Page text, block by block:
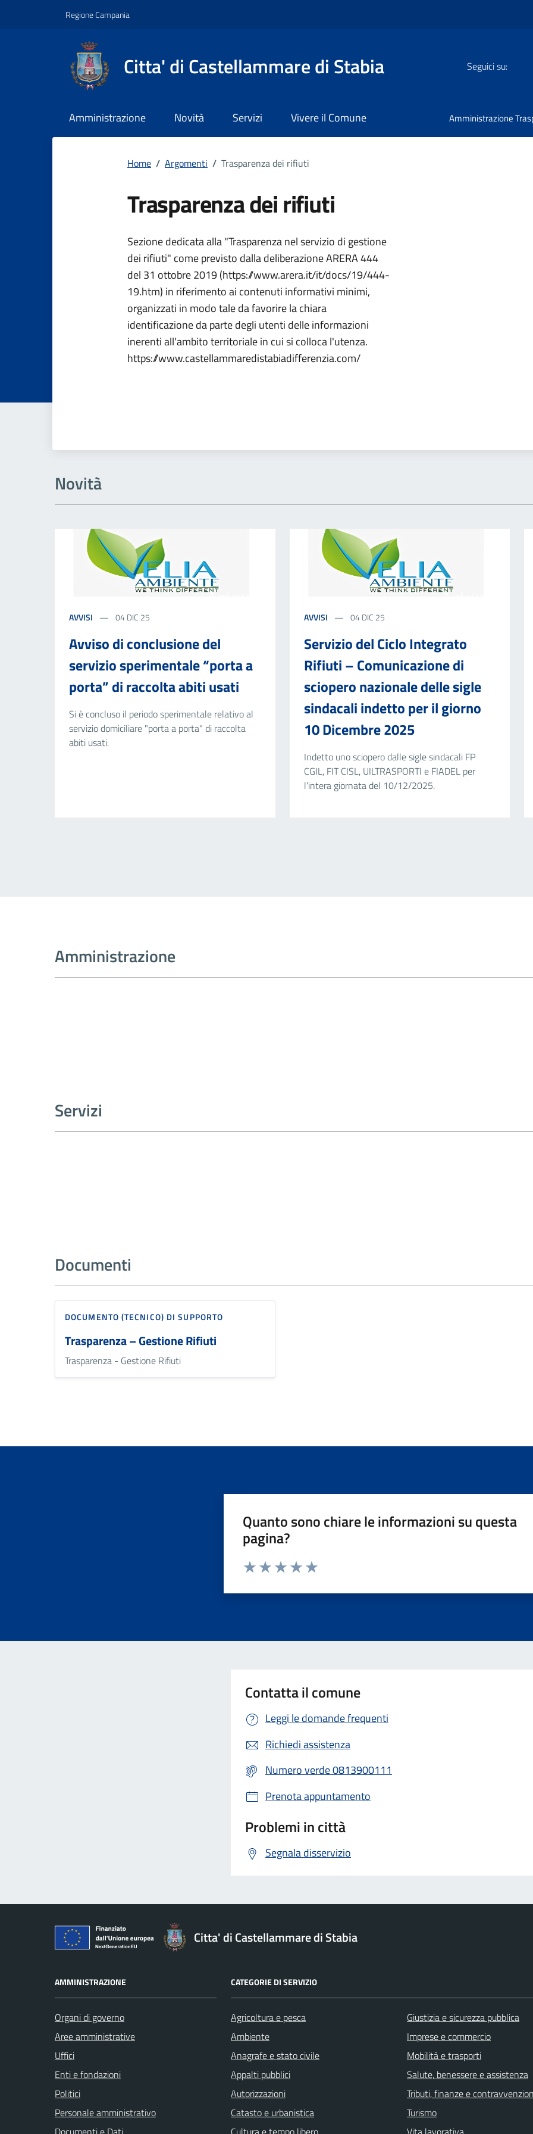
Regione Campania
Citta' di Castellammare di Stabia Seguici su:
Amministrazione Novità Servizi Vivere il Comune Amministrazione
Home / Argomenti / Trasparenza dei rifiuti
Trasparenza dei rifiuti
Dettagli dell'argomento
Sezione dedicata alla "Trasparenza nel servizio di gestione
dei rifiuti" come previsto dalla deliberazione ARERA 444
del 31 ottobre 2019 (https://www.arera.it/it/docs/19/444-
19.htm) in riferimento ai contenuti informativi minimi,
organizzati in modo tale da favorire la chiara
identificazione da parte degli utenti delle informazioni
inerenti all'ambito territoriale in cui si colloca l'utenza.
https://www.castellammaredistabiadifferenzia.com/
Novità
AVVISI 04 DIC 25
Avviso di conclusione del
servizio sperimentale “porta a
porta” di raccolta abiti usati
Si è concluso il periodo sperimentale relativo al
servizio domiciliare "porta a porta" di raccolta
abiti usati.
AVVISI 04 DIC 25
Servizio del Ciclo Integrato
Rifiuti – Comunicazione di
sciopero nazionale delle sigle
sindacali indetto per il giorno
10 Dicembre 2025
Indetto uno sciopero dalle sigle sindacali FP
CGIL, FIT CISL, UILTRASPORTI e FIADEL per
l'intera giornata del 10/12/2025.
Amministrazione
Servizi
Documenti
DOCUMENTO (TECNICO) DI SUPPORTO
Trasparenza – Gestione Rifiuti
Trasparenza - Gestione Rifiuti
Quanto sono chiare le informazioni su questa
pagina?
Contatta il comune
Leggi le domande frequenti
Richiedi assistenza
Numero verde 0813900111
Prenota appuntamento
Problemi in città
Segnala disservizio
Citta' di Castellammare di Stabia
AMMINISTRAZIONE
Organi di governo
Aree amministrative
Uffici
Enti e fondazioni
Politici
Personale amministrativo
CATEGORIE DI SERVIZIO
Agricoltura e pesca
Ambiente
Anagrafe e stato civile
Appalti pubblici
Autorizzazioni
Catasto e urbanistica
Giustizia e sicurezza pubblica
Imprese e commercio
Mobilità e trasporti
Salute, benessere e assistenza
Tributi, finanze e
Turismo